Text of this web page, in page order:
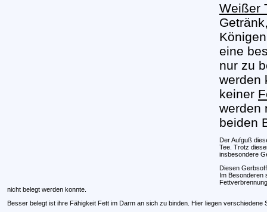
Weißer
eine
nur zu
werden
keiner
werden
beiden
Der Aufguß
Tee. Trotz
insbesondere
Diesen
Im Besonderen
nicht belegt werden konnte.
Besser belegt ist ihre Fähigkeit Fett im Darm an sich zu binden. Hier liegen verschiedene